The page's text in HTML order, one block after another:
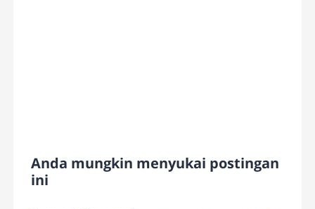
Anda mungkin menyukai postingan
ini